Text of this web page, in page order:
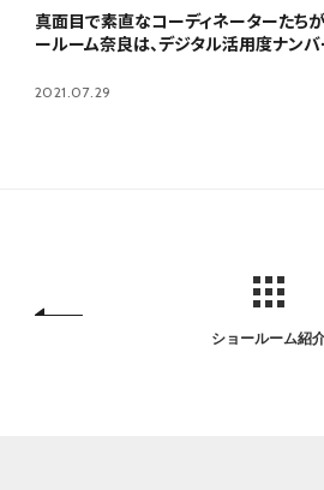
真面目で素直なコーディネーターたち
ールーム奈良は、デジタル活用度ナン
2021.07.29
ショールーム紹